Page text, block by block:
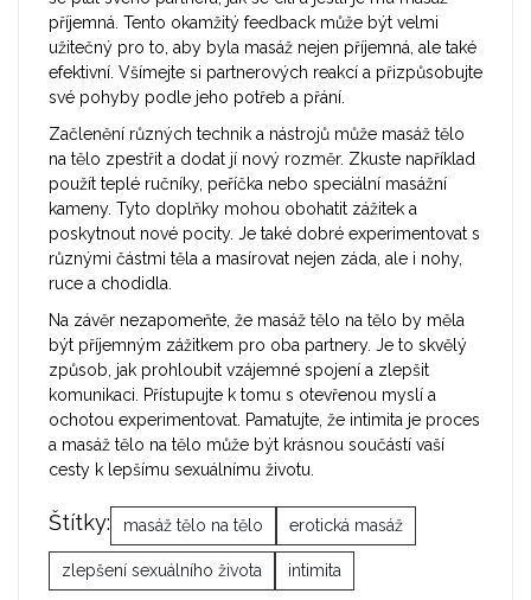
příjemná. Tento okamžitý feedback může být velmi
užitečný pro to, aby byla masáž nejen příjemná, ale také
efektivní. Všímejte si partnerových reakcí a přizpůsobujte
své pohyby podle jeho potřeb a přání.
Začlenění různých technik a nástrojů může masáž tělo
na tělo zpestřit a dodat jí nový rozměr. Zkuste například
použít teplé ručníky, peříčka nebo speciální masážní
kameny. Tyto doplňky mohou obohatit zážitek a
poskytnout nové pocity. Je také dobré experimentovat s
různými částmi těla a masírovat nejen záda, ale i nohy,
ruce a chodidla.
Na závěr nezapomeňte, že masáž tělo na tělo by měla
být příjemným zážitkem pro oba partnery. Je to skvělý
způsob, jak prohloubit vzájemné spojení a zlepšit
komunikaci. Přístupujte k tomu s otevřenou myslí a
ochotou experimentovat. Pamatujte, že intimita je proces
a masáž tělo na tělo může být krásnou součástí vaší
cesty k lepšímu sexuálnímu životu.
Štítky: masáž tělo na tělo erotická masáž
zlepšení sexuálního života intimita